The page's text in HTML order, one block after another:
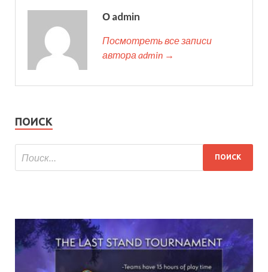
О admin
Посмотреть все записи
автора admin →
ПОИСК